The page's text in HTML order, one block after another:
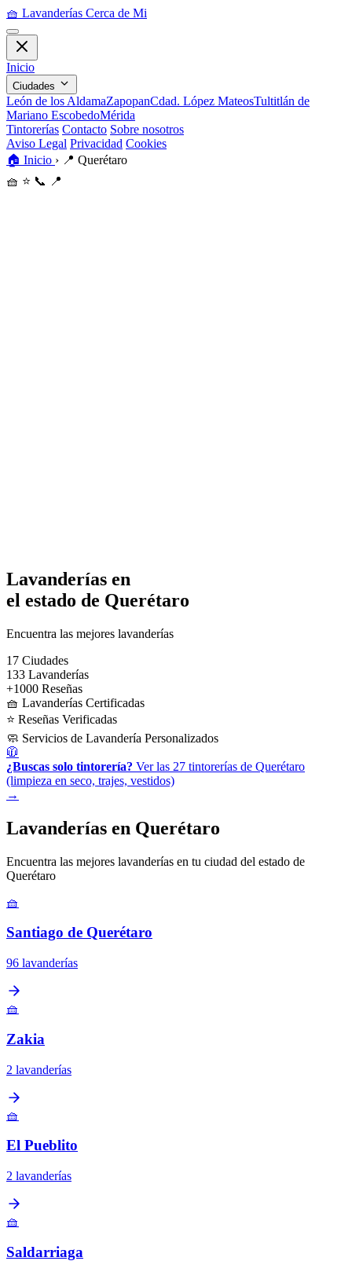
🧺 Lavanderías Cerca de Mi
Inicio
Ciudades
León de los AldamaZapopanCdad. López MateosTultitlán de
Mariano EscobedoMérida
Tintorerías Contacto Sobre nosotros
Aviso Legal Privacidad Cookies
🏠 Inicio › 📍 Querétaro
🧺 ⭐ 📞 📍
Lavanderías en
el estado de Querétaro
Encuentra las mejores lavanderías
17 Ciudades
133 Lavanderías
+1000 Reseñas
🧺 Lavanderías Certificadas
⭐ Reseñas Verificadas
🧼 Servicios de Lavandería Personalizados
🧥
¿Buscas solo tintorería? Ver las 27 tintorerías de Querétaro
(limpieza en seco, trajes, vestidos)
→
Lavanderías en Querétaro
Encuentra las mejores lavanderías en tu ciudad del estado de
Querétaro
🧺
Santiago de Querétaro
96 lavanderías
🧺
Zakia
2 lavanderías
🧺
El Pueblito
2 lavanderías
🧺
Saldarriaga